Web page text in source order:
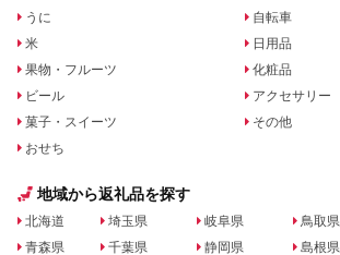
うに
米
果物・フルーツ
ビール
菓子・スイーツ
おせち
自転車
日用品
化粧品
アクセサリー
その他
地域から返礼品を探す
北海道
青森県
埼玉県
千葉県
岐阜県
静岡県
鳥取県
島根県